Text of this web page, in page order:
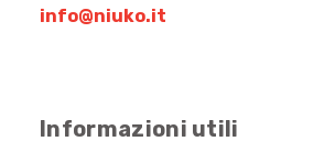
info@niuko.it
Informazioni utili